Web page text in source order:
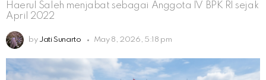
Haerul Saleh menjabat sebagai Anggota IV BPK RI sejak
April 2022
by Jati Sunarto May 8, 2026, 5:18 pm